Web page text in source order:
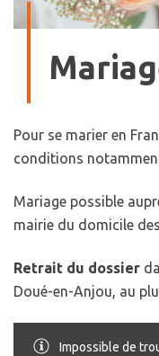
Pour se marier en
conditions
Mariage possible
mairie du domicile
Retrait du dossier
Doué-en-Anjou, au
Impossible de